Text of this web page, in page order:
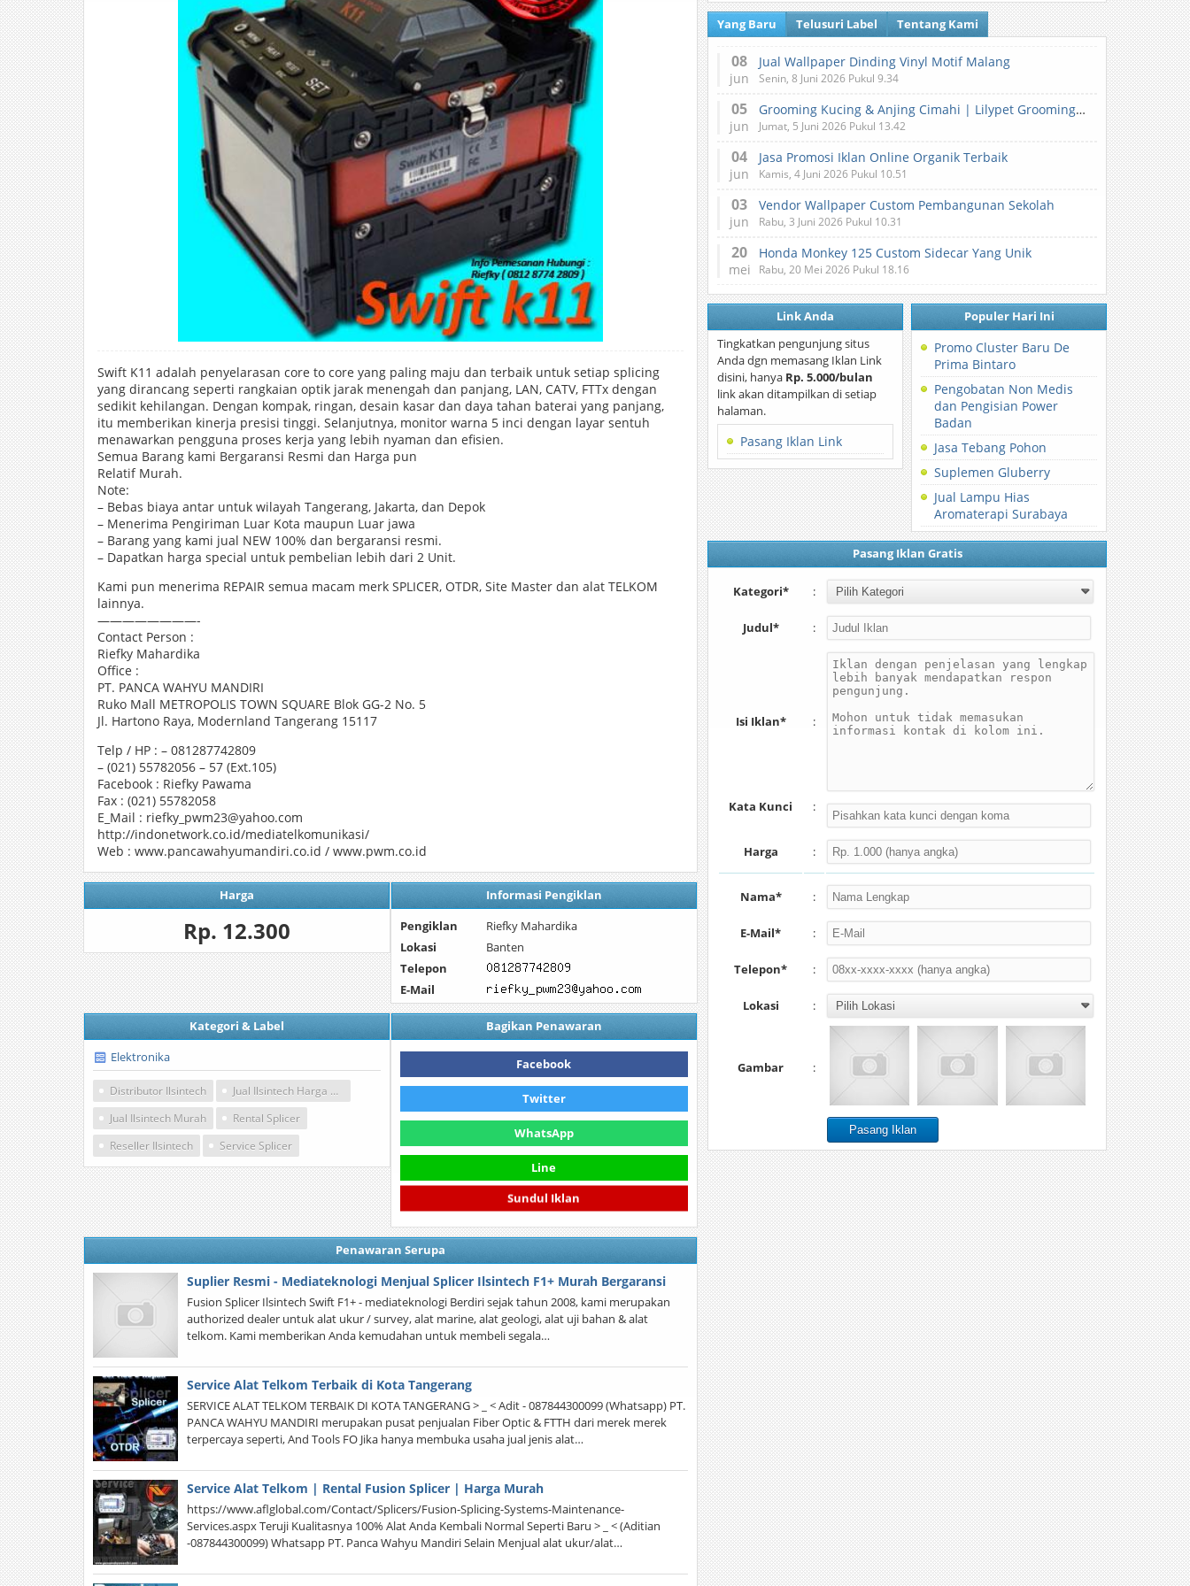
Swift K11 adalah penyelarasan core to core yang paling maju dan terbaik untuk setiap splicing
yang dirancang seperti rangkaian optik jarak menengah dan panjang, LAN, CATV, FTTx dengan
sedikit kehilangan. Dengan kompak, ringan, desain kasar dan daya tahan baterai yang panjang,
itu memberikan kinerja presisi tinggi. Selanjutnya, monitor warna 5 inci dengan layar sentuh
menawarkan pengguna proses kerja yang lebih nyaman dan efisien.
Semua Barang kami Bergaransi Resmi dan Harga pun
Relatif Murah.
Note:
– Bebas biaya antar untuk wilayah Tangerang, Jakarta, dan Depok
– Menerima Pengiriman Luar Kota maupun Luar jawa
– Barang yang kami jual NEW 100% dan bergaransi resmi.
– Dapatkan harga special untuk pembelian lebih dari 2 Unit.
Kami pun menerima REPAIR semua macam merk SPLICER, OTDR, Site Master dan alat TELKOM
lainnya.
————————-
Contact Person :
Riefky Mahardika
Office :
PT. PANCA WAHYU MANDIRI
Ruko Mall METROPOLIS TOWN SQUARE Blok GG-2 No. 5
Jl. Hartono Raya, Modernland Tangerang 15117
Telp / HP : – 081287742809
– (021) 55782056 – 57 (Ext.105)
Facebook : Riefky Pawama
Fax : (021) 55782058
E_Mail : riefky_pwm23@yahoo.com
http://indonetwork.co.id/mediatelkomunikasi/
Web : www.pancawahyumandiri.co.id / www.pwm.co.id
Harga
Rp. 12.300
Informasi Pengiklan
Pengiklan
Riefky Mahardika
Lokasi
Banten
Telepon
E-Mail
Kategori & Label
Elektronika
Distributor Ilsintech
Jual Ilsintech Harga Pabrik
Jual Ilsintech Murah
Rental Splicer
Reseller Ilsintech
Service Splicer
Bagikan Penawaran
Facebook
Twitter
WhatsApp
Line
Sundul Iklan
Penawaran Serupa
Suplier Resmi - Mediateknologi Menjual Splicer Ilsintech F1+ Murah Bergaransi
Fusion Splicer Ilsintech Swift F1+ - mediateknologi Berdiri sejak tahun 2008, kami merupakan
authorized dealer untuk alat ukur / survey, alat marine, alat geologi, alat uji bahan & alat
telkom. Kami memberikan Anda kemudahan untuk membeli segala…
Service Alat Telkom Terbaik di Kota Tangerang
SERVICE ALAT TELKOM TERBAIK DI KOTA TANGERANG > _ < Adit - 087844300099 (Whatsapp) PT.
PANCA WAHYU MANDIRI merupakan pusat penjualan Fiber Optic & FTTH dari merek merek
terpercaya seperti, And Tools FO Jika hanya membuka usaha jual jenis alat…
Service Alat Telkom | Rental Fusion Splicer | Harga Murah
https://www.aflglobal.com/Contact/Splicers/Fusion-Splicing-Systems-Maintenance-
Services.aspx Teruji Kualitasnya 100% Alat Anda Kembali Normal Seperti Baru > _ < (Aditian
-087844300099) Whatsapp PT. Panca Wahyu Mandiri Selain Menjual alat ukur/alat…
Yang Baru Telusuri Label Tentang Kami
08
jun
Jual Wallpaper Dinding Vinyl Motif Malang
Senin, 8 Juni 2026 Pukul 9.34
05
jun
Grooming Kucing & Anjing Cimahi | Lilypet Grooming & Pet Hotel
Jumat, 5 Juni 2026 Pukul 13.42
04
jun
Jasa Promosi Iklan Online Organik Terbaik
Kamis, 4 Juni 2026 Pukul 10.51
03
jun
Vendor Wallpaper Custom Pembangunan Sekolah
Rabu, 3 Juni 2026 Pukul 10.31
20
mei
Honda Monkey 125 Custom Sidecar Yang Unik
Rabu, 20 Mei 2026 Pukul 18.16
Link Anda
Tingkatkan pengunjung situs
Anda dgn memasang Iklan Link
disini, hanya Rp. 5.000/bulan
link akan ditampilkan di setiap
halaman.
Pasang Iklan Link
Populer Hari Ini
Promo Cluster Baru De
Prima Bintaro
Pengobatan Non Medis
dan Pengisian Power
Badan
Jasa Tebang Pohon
Suplemen Gluberry
Jual Lampu Hias
Aromaterapi Surabaya
Pasang Iklan Gratis
Kategori* :
Judul* :
Isi Iklan* :
Kata Kunci :
Harga :
Nama* :
E-Mail* :
Telepon* :
Lokasi :
Gambar :